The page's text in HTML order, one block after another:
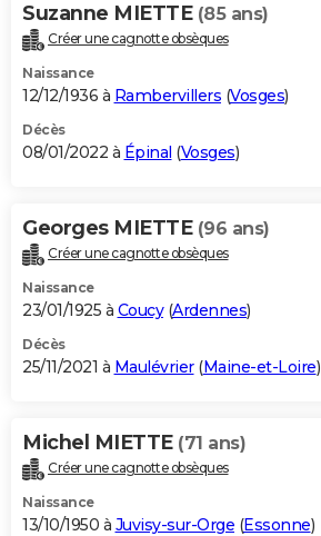
Suzanne MIETTE (85 ans)
Créer une cagnotte obsèques
Naissance
12/12/1936 à Rambervillers (Vosges)
Décès
08/01/2022 à Épinal (Vosges)
Georges MIETTE (96 ans)
Créer une cagnotte obsèques
Naissance
23/01/1925 à Coucy(Ardennes)
Décès
25/11/2021 à Maulévrier(Maine-et-Loire)
Michel MIETTE (71 ans)
Créer une cagnotte obsèques
Naissance
13/10/1950 à Juvisy-sur-Orge (Essonne)